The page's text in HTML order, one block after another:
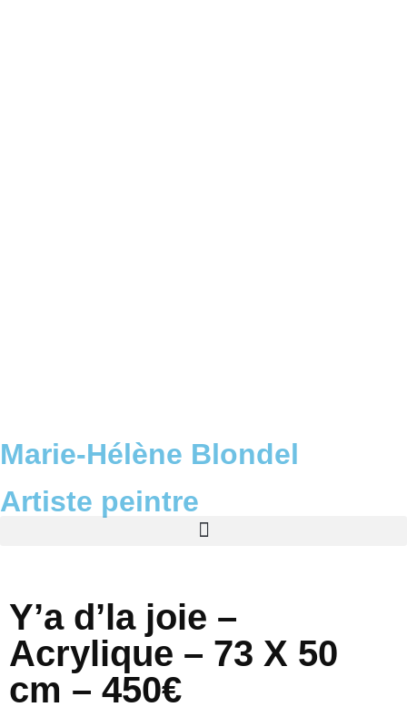
Marie-Hélène Blondel
Artiste peintre
Y’a d’la joie –
Acrylique – 73 X 50
cm – 450€